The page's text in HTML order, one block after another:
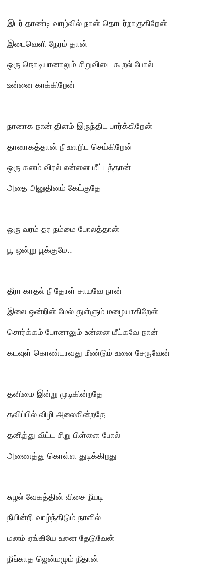
இடர் தாண்டி வாழ்வில் நான் தொடர்றாகுகிறேன்
இடைவெளி நேரம் தான்
ஒரு நொடியானாலும் சிறுவிடை கூறல் போல்
உன்னை காக்கிறேன்
நானாக நான் தினம் இருந்திட பார்க்கிறேன்
தானாகத்தான் நீ உளறிட செய்கிறேன்
ஒரு கனம் விரல் என்னை மீட்டத்தான்
அதை அனுதினம் கேட்குதே
ஒரு வரம் தர நம்மை போலத்தான்
பூ ஒன்று பூக்குமே..
தீரா காதல் நீ தோள் சாயவே நான்
இலை ஒன்றின் மேல் துள்ளும் மழையாகிறேன்
சொர்க்கம் போனாலும் உன்னை மீட்கவே நான்
கடவுள் கொண்டாவது மீண்டும் உனை சேருவேன்
தனிமை இன்று முடிகின்றதே
தவிப்பில் விழி அலைகின்றதே
தனித்து விட்ட சிறு பிள்ளை போல்
அணைத்து கொள்ள துடிக்கிறது
சுழல் வேகத்தின் விசை நீயடி
நீயின்றி வாழ்ந்திடும் நாளில்
மனம் ஏங்கியே உனை தேடுவேன்
நீங்காத ஜென்மமும் நீதான்